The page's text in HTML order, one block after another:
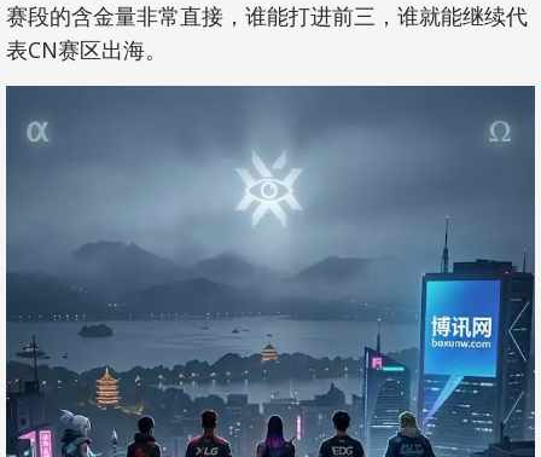
赛段的含金量非常直接，谁能打进前三，谁就能继续代
表CN赛区出海。